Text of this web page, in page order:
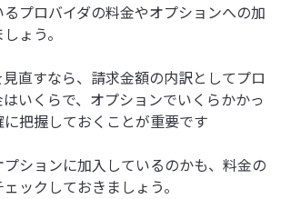
プロバイダの料金やオプションへの加
ょう。
直すなら、請求金額の内訳としてプロ
いくらで、オプションでいくらかかっ
把握しておくことが重要です
ションに加入しているのかも、料金の
ックしておきましょう。